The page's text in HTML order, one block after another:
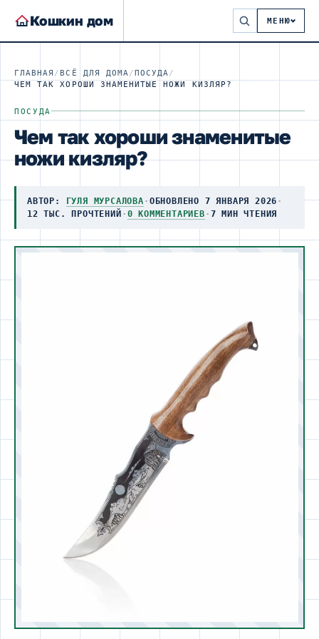
Кошкин дом МЕНЮ
ГЛАВНАЯ / ВСЁ ДЛЯ ДОМА /ПОСУДА /
ЧЕМ ТАК ХОРОШИ ЗНАМЕНИТЫЕ НОЖИ КИЗЛЯР?
ПОСУДА
Чем так хороши знаменитые
ножи кизляр?
АВТОР: ГУЛЯ МУРСАЛОВА · ОБНОВЛЕНО 7 ЯНВАРЯ 2026 ·
12 ТЫС. ПРОЧТЕНИЙ · 0 КОММЕНТАРИЕВ · 7 МИН ЧТЕНИЯ